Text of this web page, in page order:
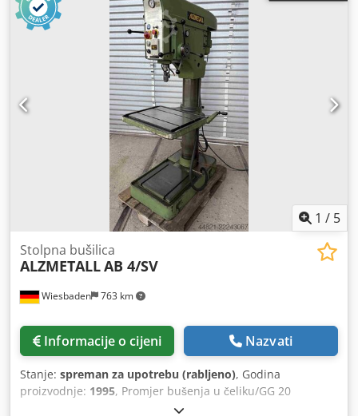
1 / 5
Wiesbaden 763 km
Stolpna bušilica
ALZMETALLAB 4/SV
Informacije o cijeni Nazvati
Stanje: spreman za upotrebu (rabljeno), Godina
proizvodnje: 1995, Promjer bušenja u čeliku/GG 20
lijevanom željezu: 40/55 mm Prihvat vretena: MK 4 Cjdozh